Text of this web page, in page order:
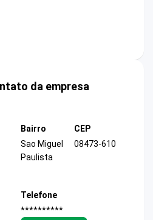
da empresa
Bairro
Sao Miguel
Paulista
CEP
08473-610
Telefone
**********